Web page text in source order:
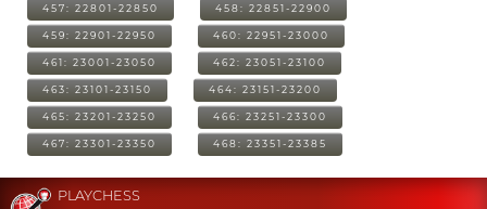
457: 22801-22850 458: 22851-22900
459: 22901-22950 460: 22951-23000
461: 23001-23050 462: 23051-23100
463: 23101-23150 464: 23151-23200
465: 23201-23250 466: 23251-23300
467: 23301-23350 468: 23351-23385
PLAYCHESS